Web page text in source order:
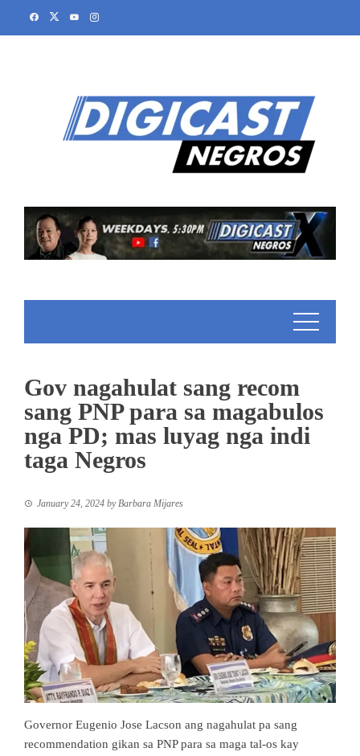
Gov nagahulat sang recom
sang PNP para sa magabulos
nga PD; mas luyag nga indi
taga Negros
January 24, 2024 by Barbara Mijares
Governor Eugenio Jose Lacson ang nagahulat pa sang
recommendation gikan sa PNP para sa maga tal-os kay